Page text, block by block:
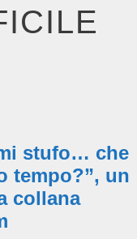
stufo… che
tempo?”, un
collana